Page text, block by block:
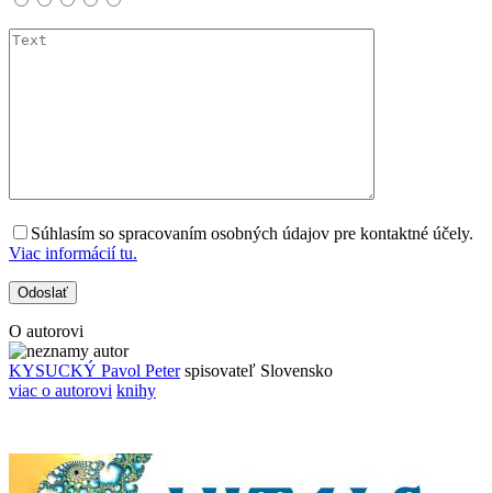
Súhlasím so spracovaním osobných údajov pre kontaktné účely.
Viac informácií tu.
O autorovi
KYSUCKÝ Pavol Peter spisovateľ Slovensko
viac o autorovi knihy